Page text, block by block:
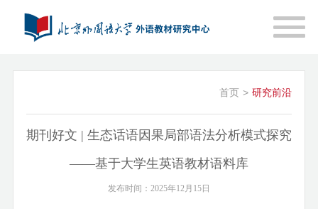
首页 > 研究前沿
期刊好文 | 生态话语因果局部语法分析模式探究
——基于大学生英语教材语料库
发布时间：2025年12月15日